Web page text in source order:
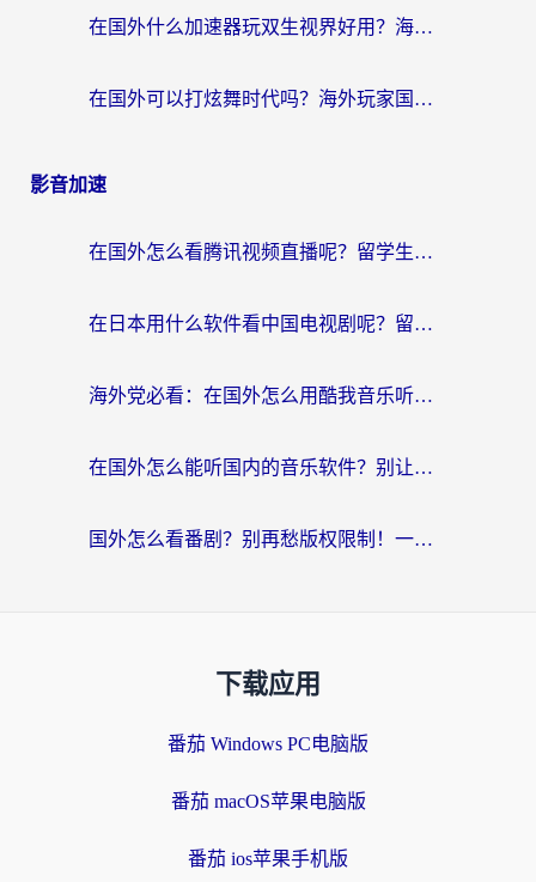
在国外什么加速器玩双生视界好用？海外党亲测不踩坑的终极指南
在国外可以打炫舞时代吗？海外玩家国服游戏加速全攻略（附实测推荐）
影音加速
在国外怎么看腾讯视频直播呢？留学生亲测有效的回国加速指南
在日本用什么软件看中国电视剧呢？留学生亲测有效的回国加速方案
海外党必看：在国外怎么用酷我音乐听音乐？告别“地区不支持”的实用指南
在国外怎么能听国内的音乐软件？别让版权限制断了你的“中文歌单”
国外怎么看番剧？别再愁版权限制！一个工具解决所有回国追剧难题
下载应用
番茄 Windows PC电脑版
番茄 macOS苹果电脑版
番茄 ios苹果手机版